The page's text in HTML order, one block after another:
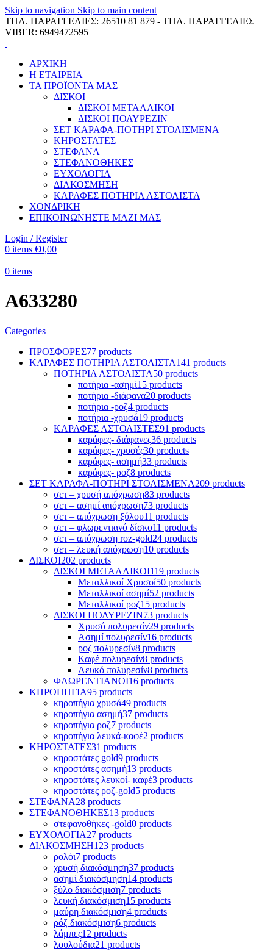
Skip to navigation Skip to main content
ΤΗΛ. ΠΑΡΑΓΓΕΛΙΕΣ: 26510 81 879 - ΤΗΛ. ΠΑΡΑΓΓΕΛΙΕΣ
VIBER: 6949472595
ΑΡΧΙΚΗ
Η ΕΤΑΙΡΕΙΑ
ΤΑ ΠΡΟΪΟΝΤΑ ΜΑΣ
ΔΙΣΚΟΙ
ΔΙΣΚΟΙ ΜΕΤΑΛΛΙΚΟΙ
ΔΙΣΚΟΙ ΠΟΛΥΡΕΖΙΝ
ΣΕΤ ΚΑΡΑΦΑ-ΠΟΤΗΡΙ ΣΤΟΛΙΣΜΕΝΑ
ΚΗΡΟΣΤΑΤΕΣ
ΣΤΕΦΑΝΑ
ΣΤΕΦΑΝΟΘΗΚΕΣ
ΕΥΧΟΛΟΓΙΑ
ΔΙΑΚΟΣΜΗΣΗ
ΚΑΡΑΦΕΣ ΠΟΤΗΡΙΑ ΑΣΤΟΛΙΣΤΑ
ΧΟΝΔΡΙΚΗ
ΕΠΙΚΟΙΝΩΝΗΣΤΕ ΜΑΖΙ ΜΑΣ
Login / Register
0 items €0,00
0 items
A633280
Categories
ΠΡΟΣΦΟΡΕΣ77 products
ΚΑΡΑΦΕΣ ΠΟΤΗΡΙΑ ΑΣΤΟΛΙΣΤΑ141 products
ΠΟΤΗΡΙΑ ΑΣΤΟΛΙΣΤΑ50 products
ποτήρια -ασημί15 products
ποτήρια -διάφανα20 products
ποτήρια -ροζ4 products
ποτήρια -χρυσά19 products
ΚΑΡΑΦΕΣ ΑΣΤΟΛΙΣΤΕΣ91 products
καράφες- διάφανες36 products
καράφες- χρυσές30 products
καράφες- ασημή33 products
καράφες- ροζ8 products
ΣΕΤ ΚΑΡΑΦΑ-ΠΟΤΗΡΙ ΣΤΟΛΙΣΜΕΝΑ209 products
σετ – χρυσή απόχρωση83 products
σετ – ασημί απόχρωση73 products
σετ – απόχρωση ξύλου11 products
σετ – φλωρεντιανό δίσκο11 products
σετ – απόχρωση roz-gold24 products
σετ – λευκή απόχρωση10 products
ΔΙΣΚΟΙ202 products
ΔΙΣΚΟΙ ΜΕΤΑΛΛΙΚΟΙ119 products
Μεταλλικοί Χρυσοί50 products
Μεταλλικοί ασημί52 products
Mεταλλικοί ροζ15 products
ΔΙΣΚΟΙ ΠΟΛΥΡΕΖΙΝ73 products
Χρυσό πολυρεσίν29 products
Ασημί πολυρεσίν16 products
ροζ πολυρεσίν8 products
Καφέ πολυρεσίν8 products
Λευκό πολυρεσίν8 products
ΦΛΩΡΕΝΤΙΑΝΟΙ16 products
ΚΗΡΟΠΗΓΙΑ95 products
κηροπήγια χρυσά49 products
κηροπήγια ασημή37 products
κηροπήγια ροζ7 products
κηροπήγια λευκά-καφέ2 products
ΚΗΡΟΣΤΑΤΕΣ31 products
κηροστάτες gold9 products
κηροστάτες ασημή13 products
κηροστάτες λευκοί- καφέ3 products
κηροστάτες ροζ-gold5 products
ΣΤΕΦΑΝΑ28 products
ΣΤΕΦΑΝΟΘΗΚΕΣ13 products
στεφανοθήκες -gold0 products
ΕΥΧΟΛΟΓΙΑ27 products
ΔΙΑΚΟΣΜΗΣΗ123 products
ρολόι7 products
χρυσή διακόσμηση37 products
ασημί διακόσμηση14 products
ξύλο διακόσμιση7 products
λευκή διακόσμιση15 products
μαύρη διακόσμιση4 products
ρόζ διακόσμιση6 products
λάμπες12 products
λουλούδια21 products